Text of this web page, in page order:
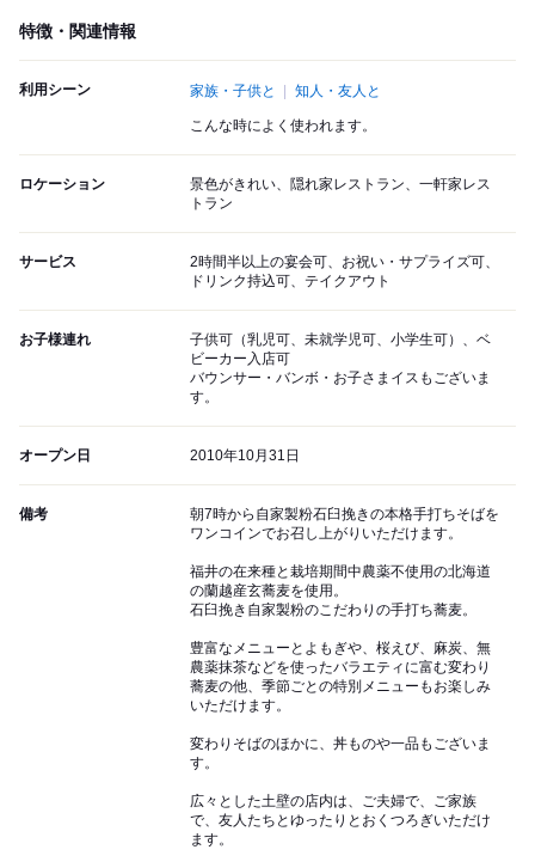
特徴・関連情報
利用シーン 家族・子供と 知人・友人と
こんな時によく使われます。
ロケーション
景色がきれい、隠れ家レストラン、一軒家レス
トラン
サービス
2時間半以上の宴会可、お祝い・サプライズ可、
ドリンク持込可、テイクアウト
お子様連れ
子供可（乳児可、未就学児可、小学生可）、ベ
ビーカー入店可
バウンサー・バンボ・お子さまイスもございま
す。
オープン日 2010年10月31日
備考
朝7時から自家製粉石臼挽きの本格手打ちそばを
ワンコインでお召し上がりいただけます。
福井の在来種と栽培期間中農薬不使用の北海道
の蘭越産玄蕎麦を使用。
石臼挽き自家製粉のこだわりの手打ち蕎麦。
豊富なメニューとよもぎや、桜えび、麻炭、無
農薬抹茶などを使ったバラエティに富む変わり
蕎麦の他、季節ごとの特別メニューもお楽しみ
いただけます。
変わりそばのほかに、丼ものや一品もございま
す。
広々とした土壁の店内は、ご夫婦で、ご家族
で、友人たちとゆったりとおくつろぎいただけ
ます。